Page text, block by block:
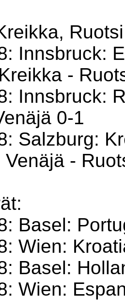
Innsbruck:
-
Innsbruck:
0-1
Salzburg:
Venäjä -
Basel:
Wien:
Basel:
Wien: